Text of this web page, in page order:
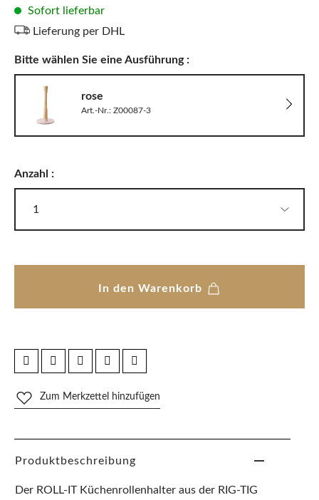
Sofort lieferbar
Lieferung per DHL
Bitte wählen Sie eine Ausführung :
rose
Art.-Nr.: Z00087-3
Anzahl :
In den Warenkorb
Zum Merkzettel hinzufügen
Produktbeschreibung
Der ROLL-IT Küchenrollenhalter aus der RIG-TIG